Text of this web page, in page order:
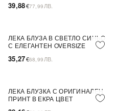
39,88€77,99 ЛВ.
ПОСЛЕДНА БРОЙКА
ЛЕКА БЛУЗА В СВЕТЛО СИНЬО
С ЕЛЕГАНТЕН OVERSIZE
35,27€68,99 ЛВ.
ПОСЛЕДНА БРОЙКА
ЛЕКА БЛУЗКА С ОРИГИНАЛЕН
ПРИНТ В ЕКРА ЦВЕТ